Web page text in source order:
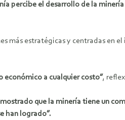
percibe el desarrollo de la
más estratégicas y centradas en el
a cualquier costo”,
que la minería tiene un
han logrado”.